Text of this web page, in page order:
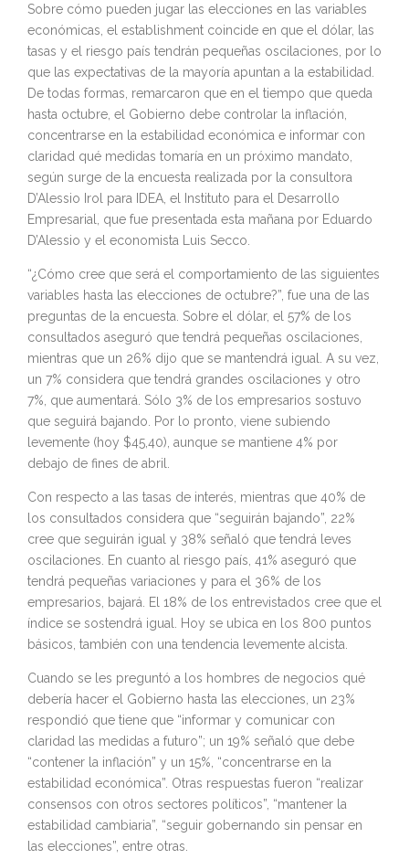
Sobre cómo pueden jugar las elecciones en las variables
económicas, el establishment coincide en que el dólar, las
tasas y el riesgo país tendrán pequeñas oscilaciones, por lo
que las expectativas de la mayoría apuntan a la estabilidad.
De todas formas, remarcaron que en el tiempo que queda
hasta octubre, el Gobierno debe controlar la inflación,
concentrarse en la estabilidad económica e informar con
claridad qué medidas tomaría en un próximo mandato,
según surge de la encuesta realizada por la consultora
D’Alessio Irol para IDEA, el Instituto para el Desarrollo
Empresarial, que fue presentada esta mañana por Eduardo
D’Alessio y el economista Luis Secco.
“¿Cómo cree que será el comportamiento de las siguientes
variables hasta las elecciones de octubre?”, fue una de las
preguntas de la encuesta. Sobre el dólar, el 57% de los
consultados aseguró que tendrá pequeñas oscilaciones,
mientras que un 26% dijo que se mantendrá igual. A su vez,
un 7% considera que tendrá grandes oscilaciones y otro
7%, que aumentará. Sólo 3% de los empresarios sostuvo
que seguirá bajando. Por lo pronto, viene subiendo
levemente (hoy $45,40), aunque se mantiene 4% por
debajo de fines de abril.
Con respecto a las tasas de interés, mientras que 40% de
los consultados considera que “seguirán bajando”, 22%
cree que seguirán igual y 38% señaló que tendrá leves
oscilaciones. En cuanto al riesgo país, 41% aseguró que
tendrá pequeñas variaciones y para el 36% de los
empresarios, bajará. El 18% de los entrevistados cree que el
índice se sostendrá igual. Hoy se ubica en los 800 puntos
básicos, también con una tendencia levemente alcista.
Cuando se les preguntó a los hombres de negocios qué
debería hacer el Gobierno hasta las elecciones, un 23%
respondió que tiene que “informar y comunicar con
claridad las medidas a futuro”; un 19% señaló que debe
“contener la inflación” y un 15%, “concentrarse en la
estabilidad económica”. Otras respuestas fueron “realizar
consensos con otros sectores políticos”, “mantener la
estabilidad cambiaria”, “seguir gobernando sin pensar en
las elecciones”, entre otras.